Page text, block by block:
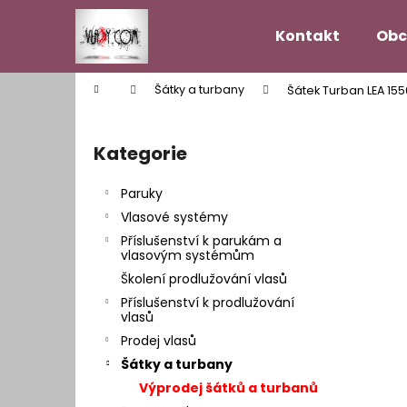
Kontakt
Domů Šátky a turbany Šátek Turban LEA
Přeskočit
kategorie
Kategorie
Paruky
Vlasové systémy
Příslušenství k parukám a
vlasovým systémům
Školení prodlužování vlasů
Příslušenství k prodlužování
vlasů
Prodej vlasů
Šátky a turbany
Výprodej šátků a turbanů
í
Zpět
do
Zpět
do
VLASOVÝ SYSTÉM MODEL HOLLYWOOD